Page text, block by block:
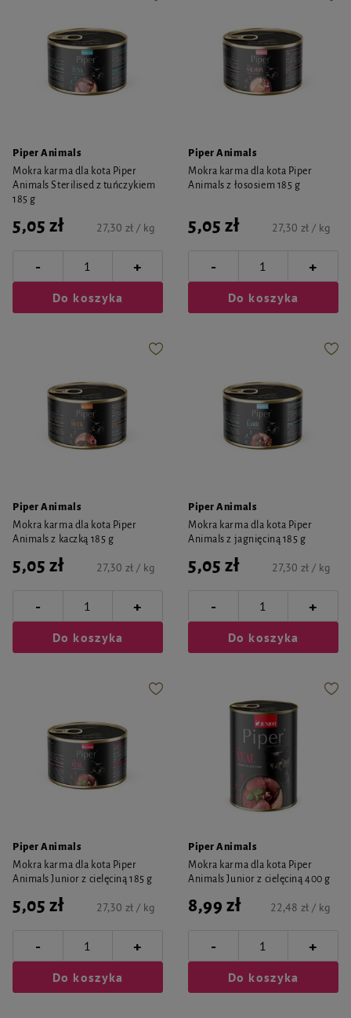
Piper Animals
Mokra karma dla kota Piper
Animals Sterilised z tuńczykiem
185 g
5,05 zł 27,30 zł / kg
- +
Do koszyka
Piper Animals
Mokra karma dla kota Piper
Animals z łososiem 185 g
5,05 zł 27,30 zł / kg
- +
Do koszyka
Piper Animals
Mokra karma dla kota Piper
Animals z kaczką 185 g
5,05 zł 27,30 zł / kg
- +
Do koszyka
Piper Animals
Mokra karma dla kota Piper
Animals z jagnięciną 185 g
5,05 zł 27,30 zł / kg
- +
Do koszyka
Piper Animals
Mokra karma dla kota Piper
Animals Junior z cielęciną 185 g
5,05 zł 27,30 zł / kg
- +
Do koszyka
Piper Animals
Mokra karma dla kota Piper
Animals Junior z cielęciną 400 g
8,99 zł 22,48 zł / kg
- +
Do koszyka